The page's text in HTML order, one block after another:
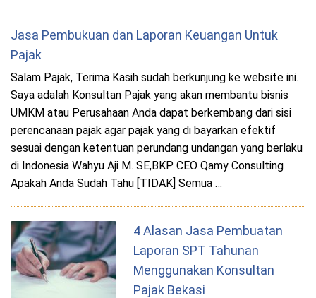
Jasa Pembukuan dan Laporan Keuangan Untuk
Pajak
Salam Pajak, Terima Kasih sudah berkunjung ke website ini.
Saya adalah Konsultan Pajak yang akan membantu bisnis
UMKM atau Perusahaan Anda dapat berkembang dari sisi
perencanaan pajak agar pajak yang di bayarkan efektif
sesuai dengan ketentuan perundang undangan yang berlaku
di Indonesia Wahyu Aji M. SE,BKP CEO Qamy Consulting
Apakah Anda Sudah Tahu [TIDAK] Semua …
4 Alasan Jasa Pembuatan
Laporan SPT Tahunan
Menggunakan Konsultan
Pajak Bekasi